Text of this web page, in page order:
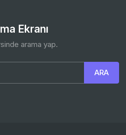
Ekranı
arama yap.